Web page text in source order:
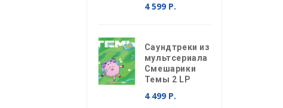
4 599 Р.
Саундтреки из
мультсериала
Смешарики
Темы 2 LP
4 499 Р.